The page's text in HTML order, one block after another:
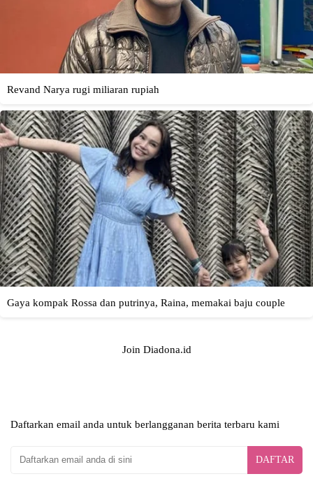
Join Diadona.id
Daftarkan email anda untuk berlangganan berita terbaru kami
DAFTAR